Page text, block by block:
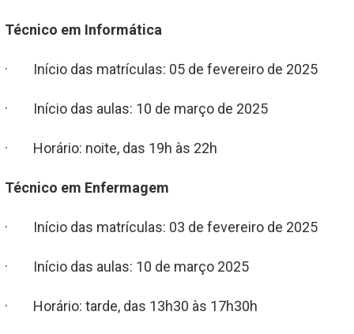
Técnico em Informática
· Início das matrículas: 05 de fevereiro de 2025
· Início das aulas: 10 de março de 2025
· Horário: noite, das 19h às 22h
Técnico em Enfermagem
· Início das matrículas: 03 de fevereiro de 2025
· Início das aulas: 10 de março 2025
· Horário: tarde, das 13h30 às 17h30h